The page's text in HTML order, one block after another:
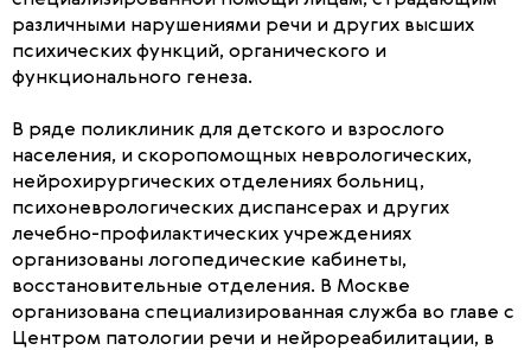
различными нарушениями речи и других высших
психических функций, органического и
функционального генеза.
В ряде поликлиник для детского и взрослого
населения, и скоропомощных неврологических,
нейрохирургических отделениях больниц,
психоневрологических диспансерах и других
лечебно-профилактических учреждениях
организованы логопедические кабинеты,
восстановительные отделения. В Москве
организована специализированная служба во главе с
Центром патологии речи и нейрореабилитации, в